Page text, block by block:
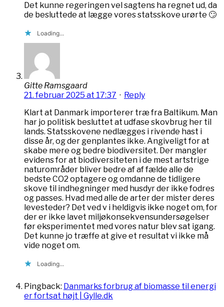
Det kunne regeringen vel sagtens ha regnet ud, da
de besluttede at lægge vores statsskove urørte 🙄
Loading...
Gitte Ramsgaard
21. februar 2025 at 17:37 · Reply
Klart at Danmark importerer træ fra Baltikum. Man
har jo politisk besluttet at udfase skovbrug her til
lands. Statsskovene nedlægges i rivende hast i
disse år, og der genplantes ikke. Angiveligt for at
skabe mere og bedre biodiversitet. Der mangler
evidens for at biodiversiteten i de mest artstrige
naturområder bliver bedre af af fælde alle de
bedste CO2 optagere og omdanne de tidligere
skove til indhegninger med husdyr der ikke fodres
og passes. Hvad med alle de arter der mister deres
levesteder? Det ved v i heldigvis ikke noget om, for
der er ikke lavet miljøkonsekvensundersøgelser
før eksperimentet med vores natur blev sat igang.
Det kunne jo træffe at give et resultat vi ikke må
vide noget om.
Loading...
Pingback: Danmarks forbrug af biomasse til energi
er fortsat højt | Gylle.dk